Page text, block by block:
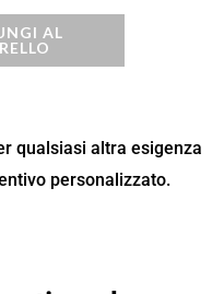
AL
qualsiasi altra esigenza
personalizzato.